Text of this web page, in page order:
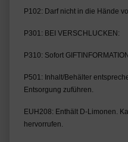
P102: Darf nicht in die Hände
P301: BEI VERSCHLUCKEN:
P310: Sofort
P501: Inhalt/Behälter
Entsorgung zuführen.
EUH208: Enthält D-Limonen.
hervorrufen.